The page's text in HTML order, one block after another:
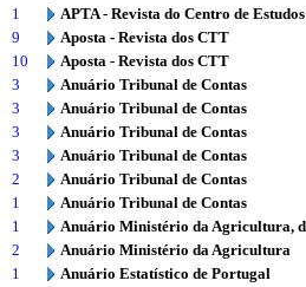
1
APTA - Revista do Centro de
9
Aposta - Revista dos CTT
10
Aposta - Revista dos CTT
3
Anuário Tribunal de Contas
3
Anuário Tribunal de Contas
3
Anuário Tribunal de Contas
3
Anuário Tribunal de Contas
2
Anuário Tribunal de Contas
1
Anuário Tribunal de Contas
1
Anuário Ministério da Agricultura,
2
Anuário Ministério da Agricultura
1
Anuário Estatístico de Portugal